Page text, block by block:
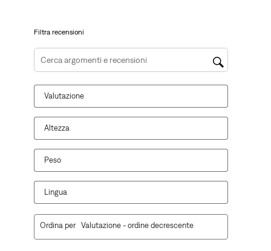
invio.
Filtra recensioni
Cerca argomenti e ricerca delle recensioni
Valutazione
Altezza
Peso
Lingua
Ordina per Valutazione - ordine decrescente